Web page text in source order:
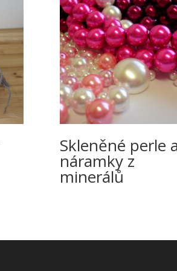
Skleněné perle
náramky z
minerálů